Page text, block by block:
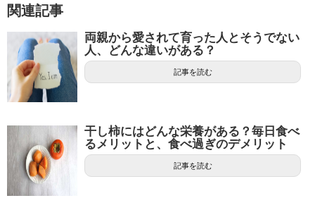
関連記事
両親から愛されて育った人とそうでない
人、どんな違いがある？
記事を読む
干し柿にはどんな栄養がある？毎日食べ
るメリットと、食べ過ぎのデメリット
記事を読む